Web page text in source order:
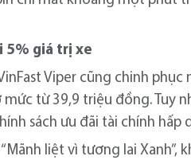
giá trị xe
Viper cũng chinh
từ 39,9 triệu đồng. Tuy
sách ưu đãi tài chính hấp
liệt vì tương lai Xanh”,